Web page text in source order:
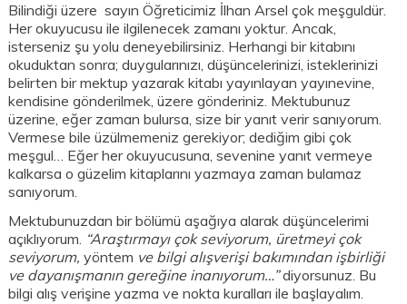
Bilindiği üzere sayın Öğreticimiz İlhan Arsel çok meşguldür.
Her okuyucusu ile ilgilenecek zamanı yoktur. Ancak,
isterseniz şu yolu deneyebilirsiniz. Herhangi bir kitabını
okuduktan sonra; duygularınızı, düşüncelerinizi, isteklerinizi
belirten bir mektup yazarak kitabı yayınlayan yayınevine,
kendisine gönderilmek, üzere gönderiniz. Mektubunuz
üzerine, eğer zaman bulursa, size bir yanıt verir sanıyorum.
Vermese bile üzülmemeniz gerekiyor; dediğim gibi çok
meşgul… Eğer her okuyucusuna, sevenine yanıt vermeye
kalkarsa o güzelim kitaplarını yazmaya zaman bulamaz
sanıyorum.
Mektubunuzdan bir bölümü aşağıya alarak düşüncelerimi
açıklıyorum. “Araştırmayı çok seviyorum, üretmeyi çok
seviyorum,yöntem ve bilgi alışverişi bakımından işbirliği
ve dayanışmanın gereğine inanıyorum…”diyorsunuz. Bu
bilgi alış verişine yazma ve nokta kuralları ile başlayalım.